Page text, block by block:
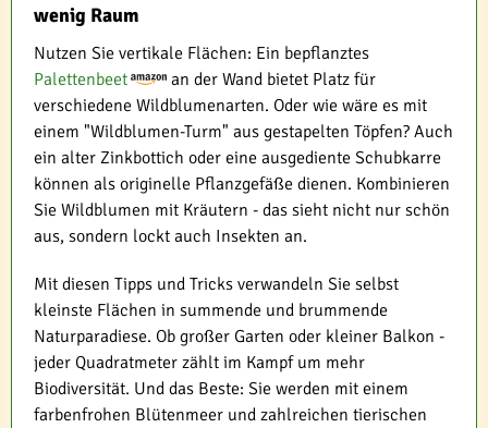
wenig Raum
Nutzen Sie vertikale Flächen: Ein bepflanztes
Palettenbeet
an der Wand bietet Platz für
verschiedene Wildblumenarten. Oder wie wäre es mit
einem "Wildblumen-Turm" aus gestapelten Töpfen? Auch
ein alter Zinkbottich oder eine ausgediente Schubkarre
können als originelle Pflanzgefäße dienen. Kombinieren
Sie Wildblumen mit Kräutern - das sieht nicht nur schön
aus, sondern lockt auch Insekten an.
Mit diesen Tipps und Tricks verwandeln Sie selbst
kleinste Flächen in summende und brummende
Naturparadiese. Ob großer Garten oder kleiner Balkon -
jeder Quadratmeter zählt im Kampf um mehr
Biodiversität. Und das Beste: Sie werden mit einem
farbenfrohen Blütenmeer und zahlreichen tierischen